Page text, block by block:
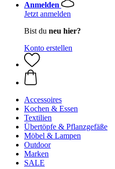
Anmelden
Jetzt anmelden
Bist du neu hier?
Konto erstellen
Accessoires
Kochen & Essen
Textilien
Übertöpfe & Pflanzgefäße
Möbel & Lampen
Outdoor
Marken
SALE